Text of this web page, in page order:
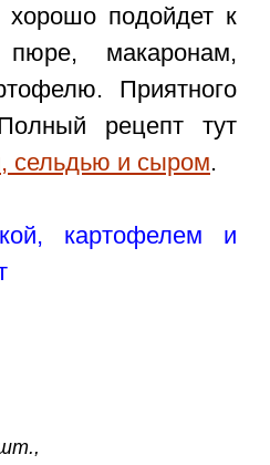
хорошо подойдет к
пюре, макаронам,
Приятного
рецепт тут
сельдью и сыром.
картофелем и